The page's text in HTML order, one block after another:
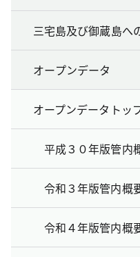
三宅島及び御蔵島へ
オープンデータ
オープンデータトッ
平成３０年版管内
令和３年版管内概
令和４年版管内概